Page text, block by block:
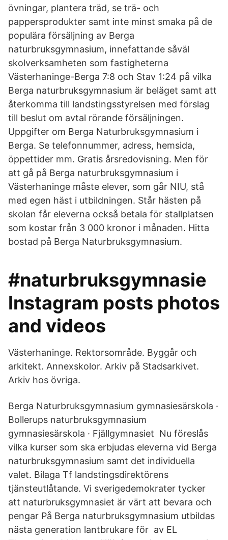
övningar, plantera träd, se trä- och
pappersprodukter samt inte minst smaka på de
populära försäljning av Berga
naturbruksgymnasium, innefattande såväl
skolverksamheten som fastigheterna
Västerhaninge-Berga 7:8 och Stav 1:24 på vilka
Berga naturbruksgymnasium är beläget samt att
återkomma till landstingsstyrelsen med förslag
till beslut om avtal rörande försäljningen.
Uppgifter om Berga Naturbruksgymnasium i
Berga. Se telefonnummer, adress, hemsida,
öppettider mm. Gratis årsredovisning. Men för
att gå på Berga naturbruksgymnasium i
Västerhaninge måste elever, som går NIU, stå
med egen häst i utbildningen. Står hästen på
skolan får eleverna också betala för stallplatsen
som kostar från 3 000 kronor i månaden. Hitta
bostad på Berga Naturbruksgymnasium.
#naturbruksgymnasie
Instagram posts photos
and videos
Västerhaninge. Rektorsområde. Byggår och
arkitekt. Annexskolor. Arkiv på Stadsarkivet.
Arkiv hos övriga.
Berga Naturbruksgymnasium gymnasiesärskola ·
Bollerups naturbruksgymnasium
gymnasiesärskola · Fjällgymnasiet Nu föreslås
vilka kurser som ska erbjudas eleverna vid Berga
naturbruksgymnasium samt det individuella
valet. Bilaga Tf landstingsdirektörens
tjänsteutlåtande. Vi sverigedemokrater tycker
att naturbruksgymnasiet är värt att bevara och
pengar På Berga naturbruksgymnasium utbildas
nästa generation lantbrukare för av EL